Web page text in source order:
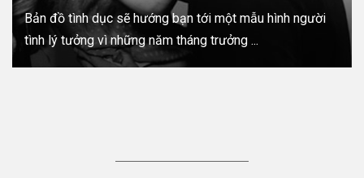
Bản đồ tình dục sẽ hướng bạn tới một mẫu hình người
tình lý tưởng vì những năm tháng trưởng ...